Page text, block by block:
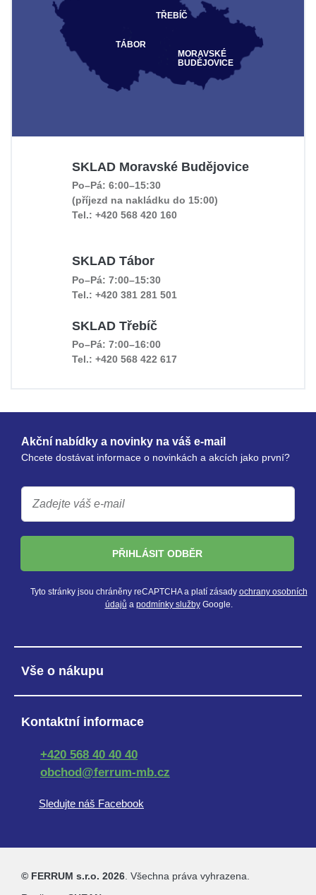
MORAVSKÉ
BUDĚJOVICE
TÁBOR
TŘEBÍČ
SKLAD Moravské Budějovice
Po–Pá: 6:00–15:30
(příjezd na nakládku do 15:00)
Tel.: +420 568 420 160
SKLAD Tábor
Po–Pá: 7:00–15:30
Tel.: +420 381 281 501
SKLAD Třebíč
Po–Pá: 7:00–16:00
Tel.: +420 568 422 617
Akční nabídky a novinky na váš e-mail
Chcete dostávat informace o novinkách a akcích jako první?
PŘIHLÁSIT ODBĚR
Tyto stránky jsou chráněny reCAPTCHA a platí zásady ochrany osobních
údajů a podmínky službyGoogle.
Vše o nákupu
Kontaktní informace
+420 568 40 40 40
obchod@ferrum-mb.cz
Sledujte náš Facebook
© FERRUM s.r.o. 2026 . Všechna práva vyhrazena.